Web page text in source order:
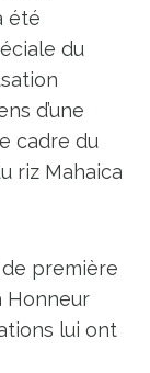
été
du
d’une
cadre du
riz Mahaica
première
Honneur
lui ont